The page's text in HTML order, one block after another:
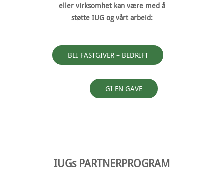
eller virksomhet kan være med å
støtte IUG og vårt arbeid:
BLI FASTGIVER – BEDRIFT
GI EN GAVE
IUGs PARTNERPROGRAM